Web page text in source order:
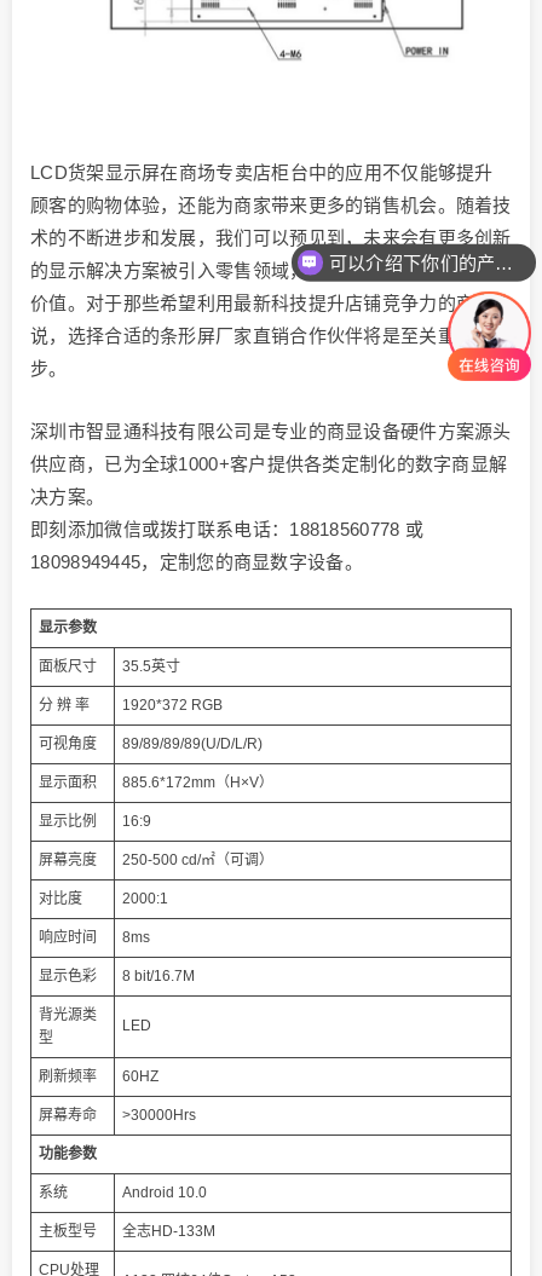
LCD货架显示屏在商场专卖店柜台中的应用不仅能够提升
顾客的购物体验，还能为商家带来更多的销售机会。随着技
术的不断进步和发展，我们可以预见到，未来会有更多创新
的显示解决方案被引入零售领域，为商家和顾客创造更多的
价值。对于那些希望利用最新科技提升店铺竞争力的商家来
说，选择合适的条形屏厂家直销合作伙伴将是至关重要的一
步。
深圳市智显通科技有限公司是专业的商显设备硬件方案源头
供应商，已为全球1000+客户提供各类定制化的数字商显解
决方案。
即刻添加微信或拨打联系电话：18818560778 或
18098949445，定制您的商显数字设备。
显示参数
面板尺寸 35.5英寸
分 辨 率 1920*372 RGB
可视角度 89/89/89/89(U/D/L/R)
显示面积 885.6*172mm（H×V）
显示比例 16:9
屏幕亮度 250-500 cd/㎡（可调）
对比度 2000:1
响应时间 8ms
显示色彩 8 bit/16.7M
背光源类
型
LED
刷新频率 60HZ
屏幕寿命 >30000Hrs
功能参数
系统 Android 10.0
主板型号 全志HD-133M
CPU处理